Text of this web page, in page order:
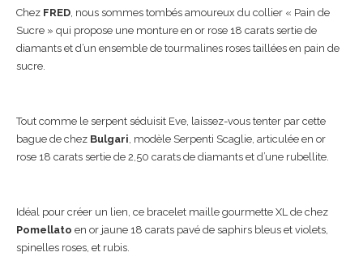
Chez FRED , nous sommes tombés amoureux du collier « Pain de
Sucre » qui propose une monture en or rose 18 carats sertie de
diamants et d’un ensemble de tourmalines roses taillées en pain de
sucre.
Tout comme le serpent séduisit Eve, laissez-vous tenter par cette
bague de chez Bulgari , modèle Serpenti Scaglie, articulée en or
rose 18 carats sertie de 2,50 carats de diamants et d’une rubellite.
Idéal pour créer un lien, ce bracelet maille gourmette XL de chez
Pomellato en or jaune 18 carats pavé de saphirs bleus et violets,
spinelles roses, et rubis.